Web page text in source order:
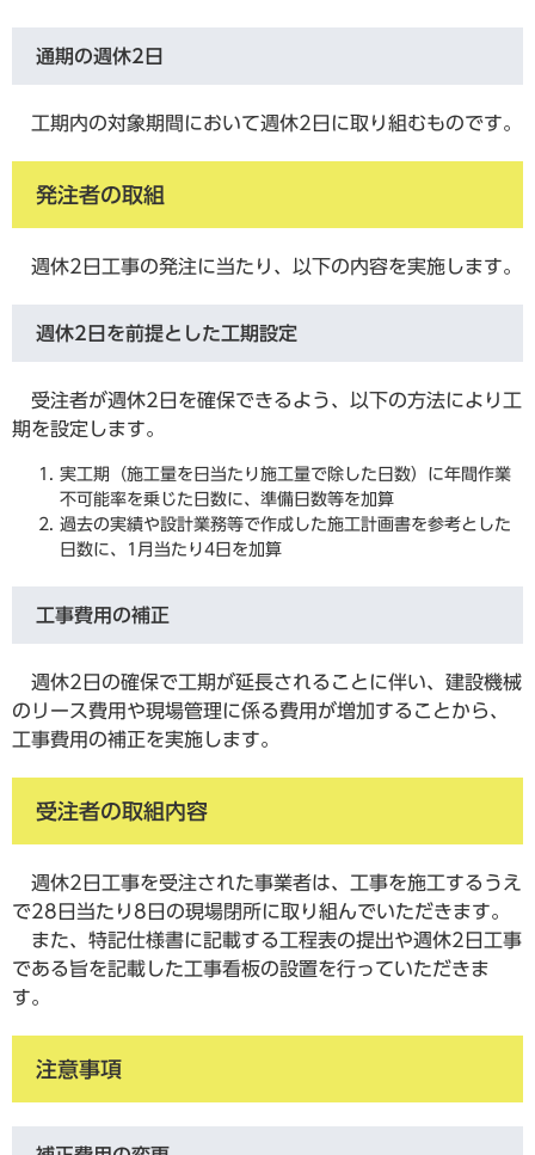
通期の週休2日
工期内の対象期間において週休2日に取り組むものです。
発注者の取組
週休2日工事の発注に当たり、以下の内容を実施します。
週休2日を前提とした工期設定
受注者が週休2日を確保できるよう、以下の方法により工
期を設定します。
実工期（施工量を日当たり施工量で除した日数）に年間作業
不可能率を乗じた日数に、準備日数等を加算
過去の実績や設計業務等で作成した施工計画書を参考とした
日数に、1月当たり4日を加算
工事費用の補正
週休2日の確保で工期が延長されることに伴い、建設機械
のリース費用や現場管理に係る費用が増加することから、
工事費用の補正を実施します。
受注者の取組内容
週休2日工事を受注された事業者は、工事を施工するうえ
で28日当たり8日の現場閉所に取り組んでいただきます。
また、特記仕様書に記載する工程表の提出や週休2日工事
である旨を記載した工事看板の設置を行っていただきま
す。
注意事項